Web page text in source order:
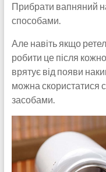
Прибрати вапняний
способами.
Але навіть якщо
робити це після
врятує від появи
можна скористатися
засобами.